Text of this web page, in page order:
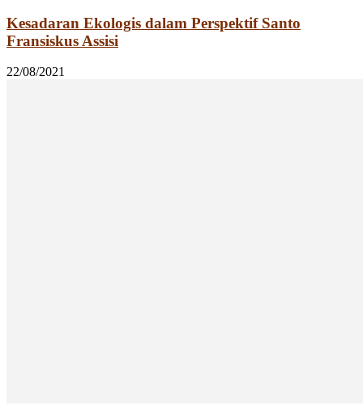
Kesadaran Ekologis dalam Perspektif Santo
Fransiskus Assisi
22/08/2021